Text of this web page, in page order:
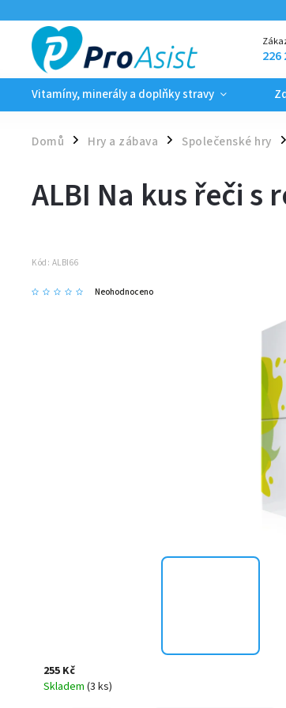
226
Vitamíny, minerály a doplňky stravy
Domů / Hry a zábava / Společenské hry /
ALBI Na kus řeči s
Kód: ALBI66
Neohodnoceno
255 Kč
Skladem (3 ks)